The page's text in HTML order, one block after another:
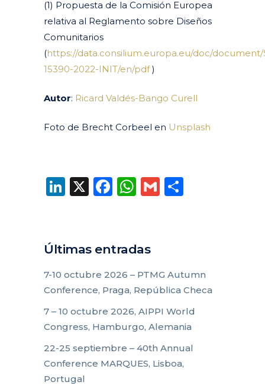
(1) Propuesta de la Comisión Europea
relativa al Reglamento sobre Diseños
Comunitarios
(https://data.consilium.europa.eu/doc/document/
15390-2022-INIT/en/pdf)
Autor: Ricard Valdés-Bango Curell
Foto de Brecht Corbeel en Unsplash
LinkedIn
X Facebook
WhatsApp
Gmail
Últimas entradas
7-10 octubre 2026 – PTMG Autumn
Conference, Praga, República Checa
7 – 10 octubre 2026, AIPPI World
Congress, Hamburgo, Alemania
22-25 septiembre – 40th Annual
Conference MARQUES, Lisboa,
Portugal